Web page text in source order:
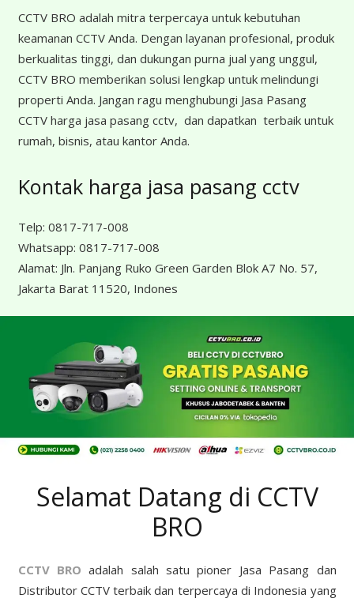
CCTV BRO adalah mitra terpercaya untuk kebutuhan
keamanan CCTV Anda. Dengan layanan profesional, produk
berkualitas tinggi, dan dukungan purna jual yang unggul,
CCTV BRO memberikan solusi lengkap untuk melindungi
properti Anda. Jangan ragu menghubungi Jasa Pasang
CCTV harga jasa pasang cctv, dan dapatkan terbaik untuk
rumah, bisnis, atau kantor Anda.
Kontak harga jasa pasang cctv
Telp: 0817-717-008
Whatsapp: 0817-717-008
Alamat: Jln. Panjang Ruko Green Garden Blok A7 No. 57,
Jakarta Barat 11520, Indones
Selamat Datang di CCTV
BRO
CCTV BRO adalah salah satu pioner Jasa Pasang dan
Distributor CCTV terbaik dan terpercaya di Indonesia yang